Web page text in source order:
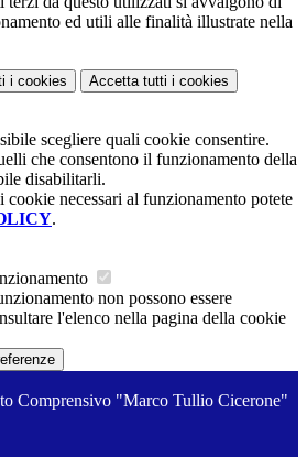
ed utili alle finalità illustrate nella
i cookies Accetta tutti i cookies
scegliere quali cookie consentire.
che consentono il funzionamento della
disabilitarli.
cookie necessari al funzionamento potete
.
non possono essere
l'elenco nella pagina della cookie
Comprensivo "Marco Tullio Cicerone"